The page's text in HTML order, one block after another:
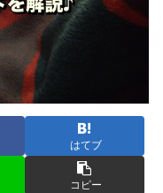
はてブ
コピー